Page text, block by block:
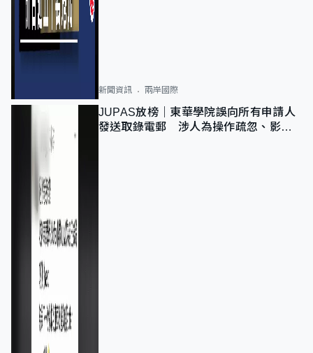
新聞資訊 兩岸國際
JUPAS放榜｜東華學院誤向所有申請人
發送取錄電郵 涉人為操作疏忽、影響